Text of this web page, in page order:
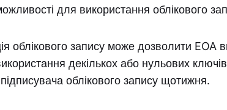
для використання облікового
облікового запису може дозволити EOA
декількох або нульових
облікового запису щотижня.